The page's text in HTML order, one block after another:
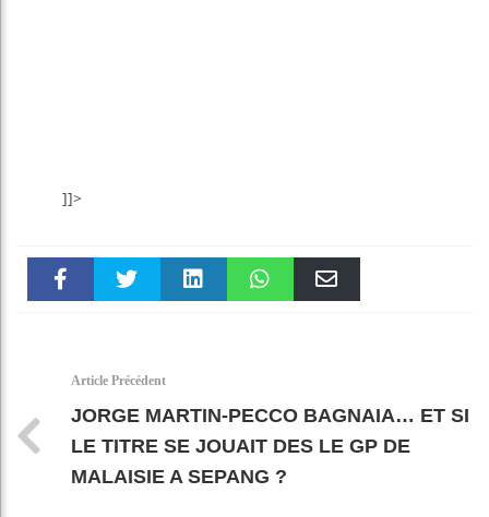
]]>
Article Précédent
JORGE MARTIN-PECCO BAGNAIA… ET SI
LE TITRE SE JOUAIT DES LE GP DE
MALAISIE A SEPANG ?